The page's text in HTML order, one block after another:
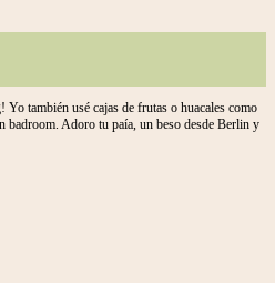
también usé cajas de frutas o huacales como
badroom. Adoro tu paía, un beso desde Berlin y